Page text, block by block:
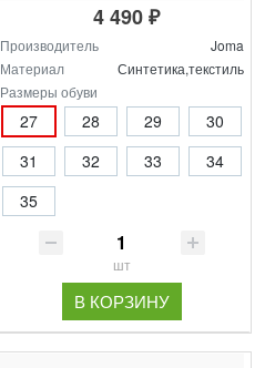
4 490 ₽
Производитель
Joma
Материал
Синтетика,текстиль
Размеры обуви
27 28 29
30
31
32 33
34
35
шт
В КОРЗИНУ